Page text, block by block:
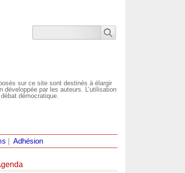
sur ce site sont destinés à élargir
par les auteurs. L’utilisation
démocratique.
Adhésion